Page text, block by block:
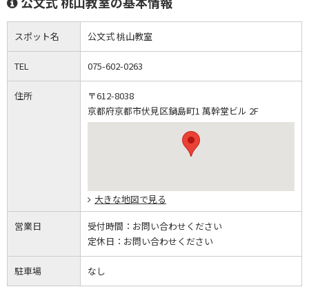
スポット名 公文式 桃山教室
TEL 075-602-0263
住所
〒612-8038
京都府京都市伏見区鍋島町1 萬幹堂ビル 2F
大きな地図で見る
営業日 受付時間： お問い合わせください
定休日： お問い合わせください
駐車場 なし